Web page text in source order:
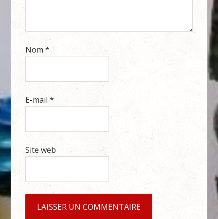
Nom*
E-mail*
Site web